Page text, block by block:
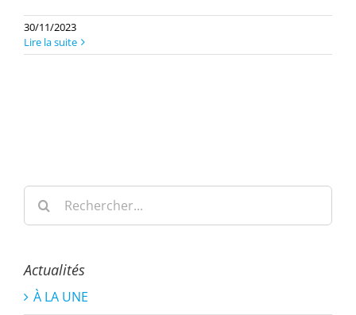
30/11/2023
Lire la suite
Rechercher:
Actualités
À LA UNE